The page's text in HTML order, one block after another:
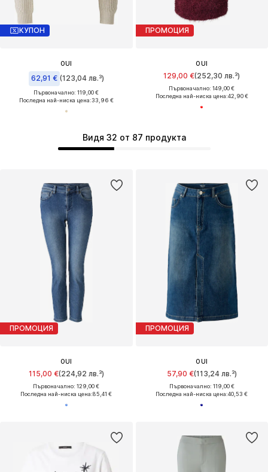
Видя 32 от 87 продукта
КУПОН
OUI
62,91 € (123,04 лв.³)
Първоначално: 119,00 €
Последна най-ниска цена:33,96 €
ПРОМОЦИЯ
OUI
129,00 €(252,30 лв.³)
Първоначално: 149,00 €
Последна най-ниска цена:42,90 €
ПРОМОЦИЯ
OUI
115,00 €(224,92 лв.³)
Първоначално: 129,00 €
Последна най-ниска цена:85,41 €
ПРОМОЦИЯ
OUI
57,90 €(113,24 лв.³)
Първоначално: 119,00 €
Последна най-ниска цена:40,53 €